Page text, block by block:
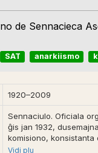
de Sennacieca
SAT anarkiismo
1920–2009
Sennaciulo. Oficiala
ĝis jan 1932,
komisiono, konsistanta
Lerchner (Leipzig,DE).
Vidi plu